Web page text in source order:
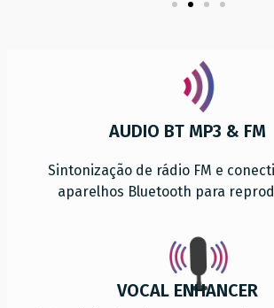
AUDIO BT MP3 & FM
Sintonização de rádio FM e
aparelhos Bluetooth para
VOCAL ENHANCER